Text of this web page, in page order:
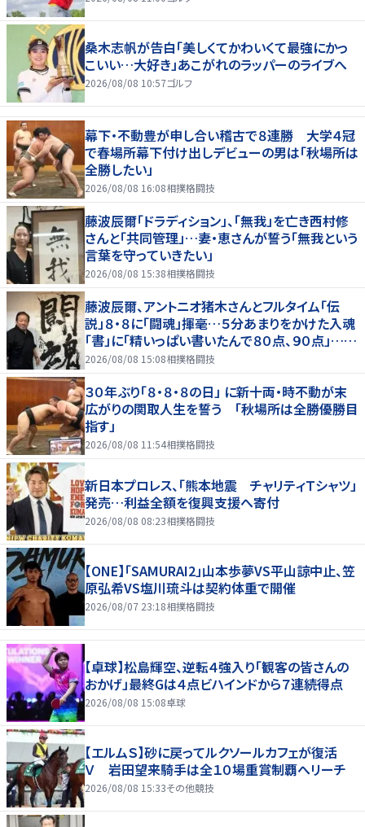
桑木志帆が告白「美しくてかわいくて最強にかっ
こいい…大好き」あこがれのラッパーのライブへ
2026/08/08 10:57ゴルフ
幕下・不動豊が申し合い稽古で８連勝 大学４冠
で春場所幕下付け出しデビューの男は「秋場所は
全勝したい」
2026/08/08 16:08相撲格闘技
藤波辰爾「ドラディション」、「無我」を亡き西村修
さんと「共同管理」…妻・恵さんが誓う「無我という
言葉を守っていきたい」
2026/08/08 15:38相撲格闘技
藤波辰爾、アントニオ猪木さんとフルタイム「伝
説」８・８に「闘魂」揮毫…５分あまりをかけた入魂
「書」に「精いっぱい書いたんで８０点、９０点」…
「人間・藤波辰爾展」開催
2026/08/08 15:08相撲格闘技
３０年ぶり「８・８・８の日」 に新十両・時不動が末
広がりの関取人生を誓う 「秋場所は全勝優勝目
指す」
2026/08/08 11:54相撲格闘技
新日本プロレス、「熊本地震 チャリティＴシャツ」
発売…利益全額を復興支援へ寄付
2026/08/08 08:23相撲格闘技
【ONE】「SAMURAI2」山本歩夢VS平山諒中止、笠
原弘希VS塩川琉斗は契約体重で開催
2026/08/07 23:18相撲格闘技
【卓球】松島輝空、逆転４強入り「観客の皆さんの
おかげ」最終Gは４点ビハインドから７連続得点
2026/08/08 15:08卓球
【エルムＳ】砂に戻ってルクソールカフェが復活
Ｖ 岩田望来騎手は全１０場重賞制覇へリーチ
2026/08/08 15:33その他競技